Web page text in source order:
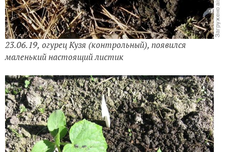
23.06.19, огурец Кузя (контрольный), появился
маленький настоящий листик